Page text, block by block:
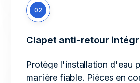
02
Clapet anti-retour
Protège l'installation d'eau
manière fiable. Pièces en